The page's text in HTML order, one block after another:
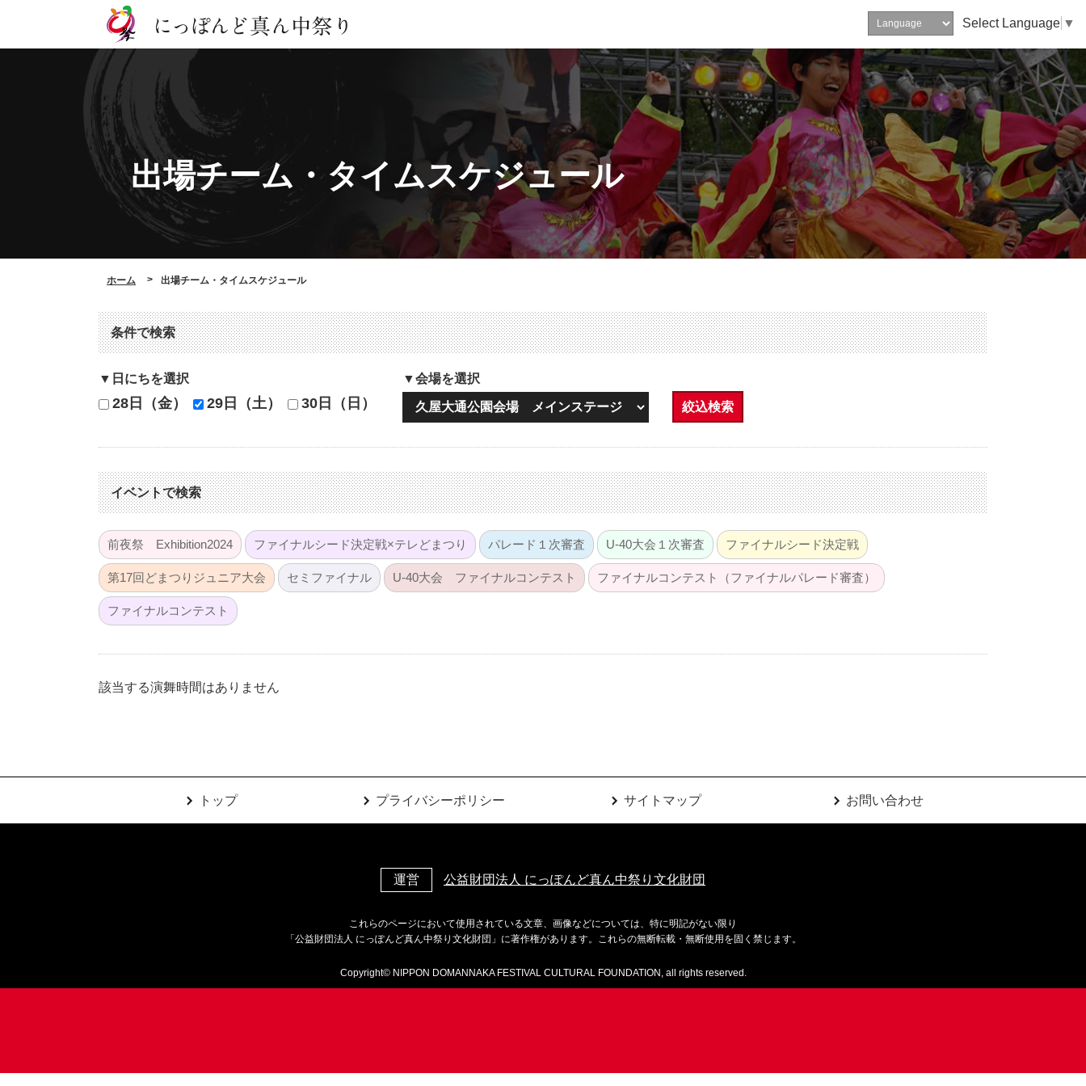
Select Language ▼
出場チーム・ タイムスケジュール
ホーム 出場チーム・タイムスケジュール
条件で検索
▼日にちを選択
28日（金） 29日（土） 30日（日）
▼会場を選択
絞込検索
イベントで検索
前夜祭 Exhibition2024 ファイナルシード決定戦×テレどまつり パレード１次審査 U-40大会１次審査 ファイナルシード決定戦
第17回どまつりジュニア大会 セミファイナル U-40大会 ファイナルコンテスト ファイナルコンテスト（ファイナルパレード審査）
ファイナルコンテスト
該当する演舞時間はありません
トップ プライバシーポリシー サイトマップ お問い合わせ
運営 公益財団法人 にっぽんど真ん中祭り文化財団
これらのページにおいて使用されている文章、画像などについては、特に明記がない限り
「公益財団法人 にっぽんど真ん中祭り文化財団」に著作権があります。これらの無断転載・無断使用を固く禁じます。
Copyright© NIPPON DOMANNAKA FESTIVAL CULTURAL FOUNDATION, all rights reserved.